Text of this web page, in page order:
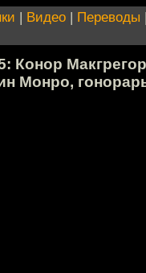
| Видео | Переводы |
Конор
Монро,